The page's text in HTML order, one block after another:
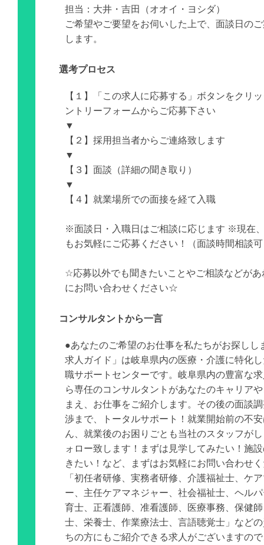
担当：大井・吉田（オオイ・ヨシダ）
ご希望やご要望をお伺いした上で、面談日の
します。
選考プロセス
【１】「この求人に応募する」ボタンをクリ
ントリーフォームからご応募下さい
▼
【２】採用担当者からご連絡致します
▼
【３】面談（詳細の聞き取り）
▼
【４】就業場所での面接を経て入職
※面談日・入職日はご相談に応じます ※現在
もお気軽にご応募ください！（面談時間相談
☆応募以外でも聞きたいことやご相談などがあ
にお問い合わせください☆
コンサルタントから一言
●あなたのご希望のお仕事を私たちがお探しし
求人ガイド」は岐阜県内の医療・介護に特化
職サポートセンターです。岐阜県内の豊富な
ら専任のコンサルタントがあなたのキャリア
まえ、お仕事をご紹介します。その後の面談
渉まで、トータルサポート！就業開始前の不
ん、就業後のお困りごとも当社のスタッフが
ォロー致します！まずは見学してみたい！施
きたい！など、まずはお気軽にお問い合わせ
「初任者研修、実務者研修、介護福祉士、ケ
ー、主任ケアマネジャー、社会福祉士、ヘル
育士、正看護師、准看護師、医療事務、保健
士、栄養士、作業療法士、言語聴覚士」など
ちの方にもご紹介できる求人がございますの